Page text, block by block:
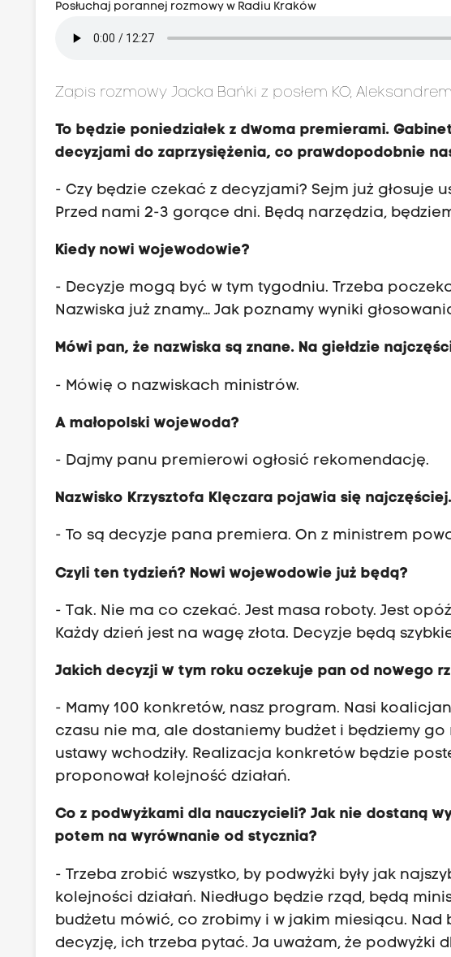
Posłuchaj porannej rozmowy w Radiu Kraków
Zapis rozmowy Jacka Bańki z posłem KO,
To będzie poniedziałek z dwoma premierami.
decyzjami do zaprzysiężenia, co prawdopodobnie
- Czy będzie czekać z decyzjami? Sejm już głosuje
Przed nami 2-3 gorące dni. Będą narzędzia,
Kiedy nowi wojewodowie?
- Decyzje mogą być w tym tygodniu. Trzeba
Nazwiska już znamy… Jak poznamy wyniki
Mówi pan, że nazwiska są znane. Na giełdzie
- Mówię o nazwiskach ministrów.
A małopolski wojewoda?
- Dajmy panu premierowi ogłosić rekomendację.
Nazwisko Krzysztofa Klęczara pojawia się
- To są decyzje pana premiera. On z ministrem
Czyli ten tydzień? Nowi wojewodowie już będą?
- Tak. Nie ma co czekać. Jest masa roboty. Jest
Każdy dzień jest na wagę złota. Decyzje będą
Jakich decyzji w tym roku oczekuje pan od nowego
- Mamy 100 konkretów, nasz program. Nasi
czasu nie ma, ale dostaniemy budżet i będziemy
ustawy wchodziły. Realizacja konkretów będzie
proponował kolejność działań.
Co z podwyżkami dla nauczycieli? Jak nie dostaną
potem na wyrównanie od stycznia?
- Trzeba zrobić wszystko, by podwyżki były jak
kolejności działań. Niedługo będzie rząd, będą
budżetu mówić, co zrobimy i w jakim miesiącu.
decyzję, ich trzeba pytać. Ja uważam, że podwyżki